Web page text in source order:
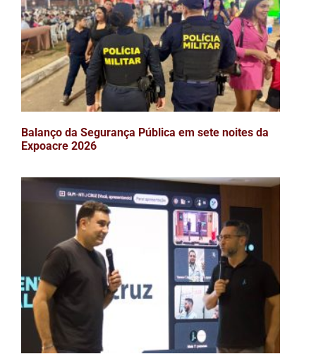
Balanço da Segurança Pública em sete noites da
Expoacre 2026